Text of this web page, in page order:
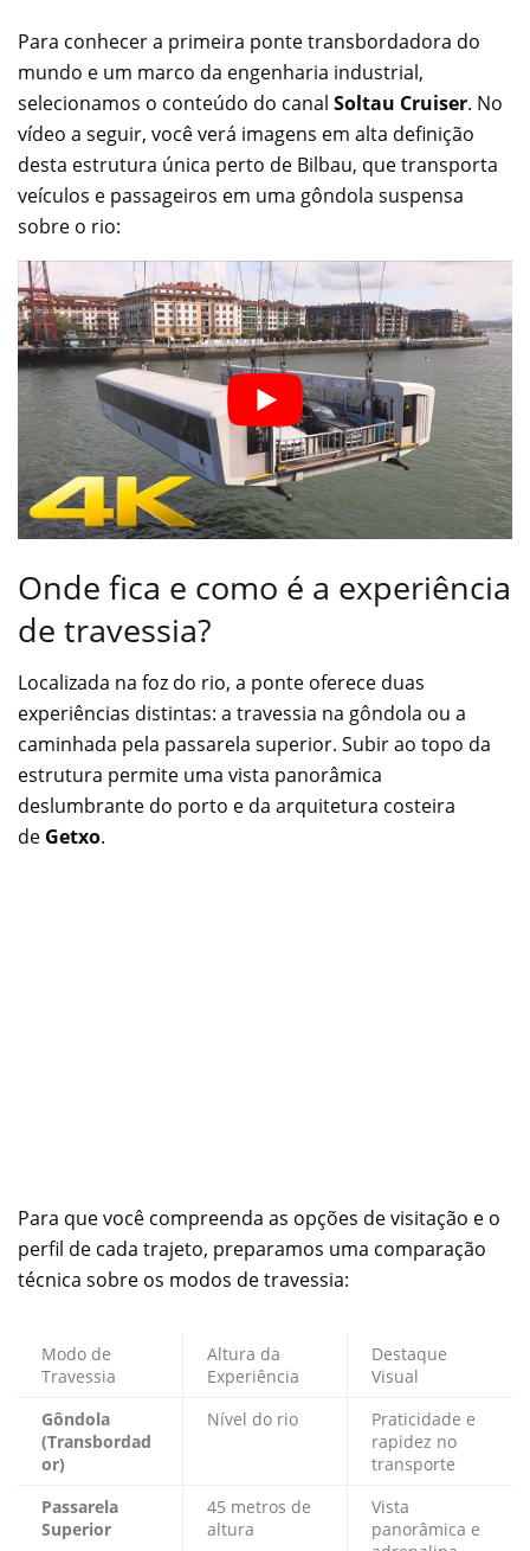
Para conhecer a primeira ponte transbordadora do
mundo e um marco da engenharia industrial,
selecionamos o conteúdo do canal Soltau Cruiser. No
vídeo a seguir, você verá imagens em alta definição
desta estrutura única perto de Bilbau, que transporta
veículos e passageiros em uma gôndola suspensa
sobre o rio:
Onde fica e como é a experiência
de travessia?
Localizada na foz do rio, a ponte oferece duas
experiências distintas: a travessia na gôndola ou a
caminhada pela passarela superior. Subir ao topo da
estrutura permite uma vista panorâmica
deslumbrante do porto e da arquitetura costeira
de Getxo.
Para que você compreenda as opções de visitação e o
perfil de cada trajeto, preparamos uma comparação
técnica sobre os modos de travessia:
Modo de
Travessia
Altura da
Experiência
Destaque
Visual
Gôndola
(Transbordad
or)
Nível do rio
Praticidade e
rapidez no
transporte
Passarela
Superior
45 metros de
altura
Vista
panorâmica e